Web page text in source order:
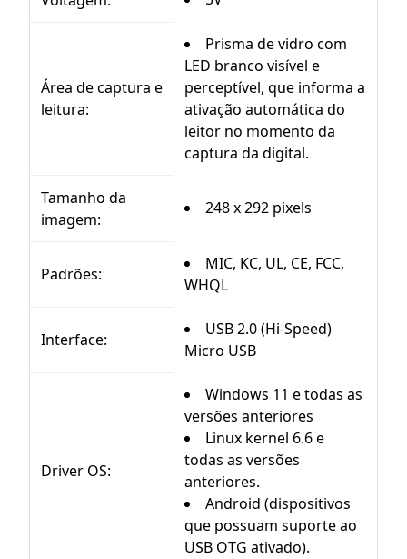
Área de captura e
leitura:
Prisma de vidro com
LED branco visível e
perceptível, que informa a
ativação automática do
leitor no momento da
captura da digital.
Tamanho da
imagem:
248 x 292 pixels
Padrões:
MIC, KC, UL, CE, FCC,
WHQL
Interface:
USB 2.0 (Hi-Speed)
Micro USB
Driver OS:
Windows 11 e todas as
versões anteriores
Linux kernel 6.6 e
todas as versões
anteriores.
Android (dispositivos
que possuam suporte ao
USB OTG ativado).